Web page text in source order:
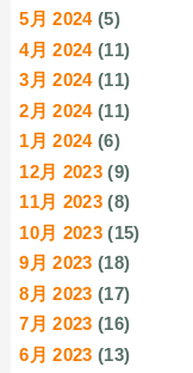
5月 2024(5)
4月 2024(11)
3月 2024(11)
2月 2024(11)
1月 2024(6)
12月 2023 (9)
11月 2023 (8)
10月 2023 (15)
9月 2023 (18)
8月 2023 (17)
7月 2023 (16)
6月 2023 (13)